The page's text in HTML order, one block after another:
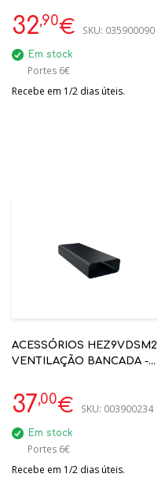
REDONDO DE150 P/ PLACA
COM EXAUSTÃO
32,90€ SKU: 035900090
Em stock
Portes 6€
Recebe em 1/2 dias úteis.
ACESSÓRIOS HEZ9VDSM2
VENTILAÇÃO BANCADA -
37,00€ SKU: 003900234
Em stock
Portes 6€
Recebe em 1/2 dias úteis.